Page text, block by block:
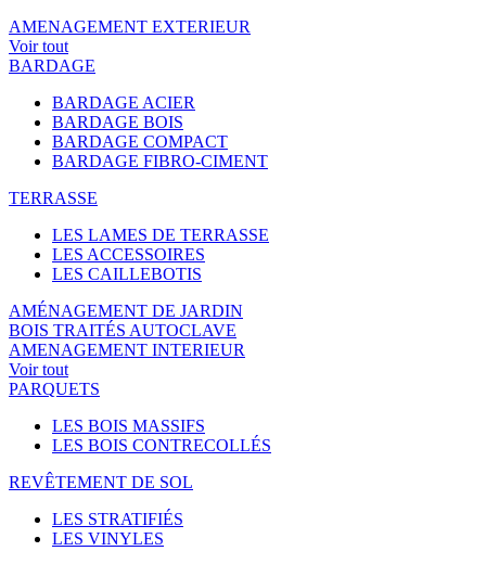
AMENAGEMENT EXTERIEUR
Voir tout
BARDAGE
BARDAGE ACIER
BARDAGE BOIS
BARDAGE COMPACT
BARDAGE FIBRO-CIMENT
TERRASSE
LES LAMES DE TERRASSE
LES ACCESSOIRES
LES CAILLEBOTIS
AMÉNAGEMENT DE JARDIN
BOIS TRAITÉS AUTOCLAVE
AMENAGEMENT INTERIEUR
Voir tout
PARQUETS
LES BOIS MASSIFS
LES BOIS CONTRECOLLÉS
REVÊTEMENT DE SOL
LES STRATIFIÉS
LES VINYLES